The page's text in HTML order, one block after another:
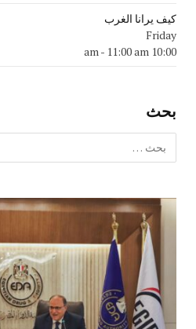
كيف يرانا الغرب
Friday
10:00 am
- 11:00 am
بحث